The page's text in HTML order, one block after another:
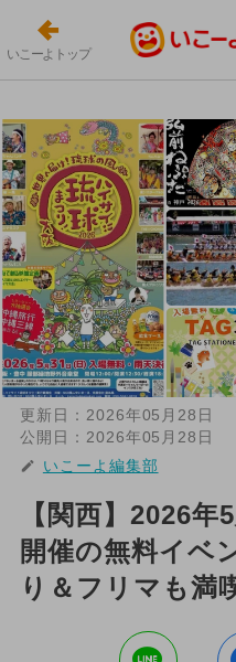
いこーよトップ
更新日： 2026年05月28日
公開日： 2026年05月28日
いこーよ編集部
【関西】2026
開催の無料イベ
り＆フリマも満